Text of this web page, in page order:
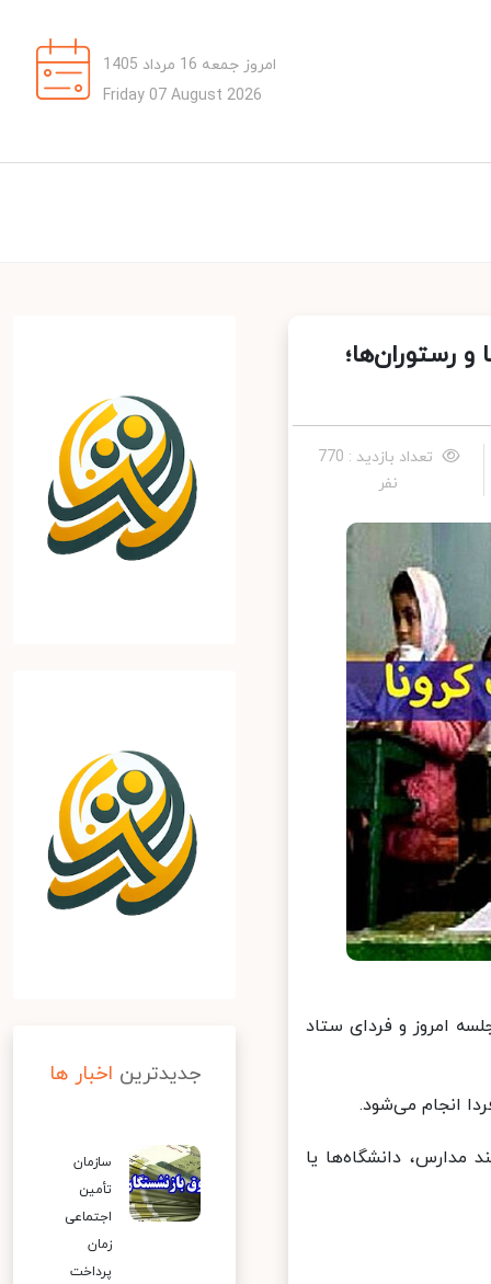
امروز جمعه 16 مرداد 1405
Friday 07 August 2026
رستوران‌ها؛
تعداد بازدید : 770
نفر
امروز و فردای ستاد
انجام می‌شود.
دانشگاه‌ها یا
جدیدترین اخبار ها
سازمان
تأمین
اجتماعی
زمان
پرداخت